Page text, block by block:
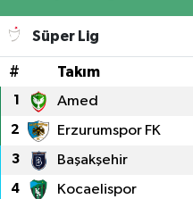
Süper Lig
# Takım
1 Amed
2 Erzurumspor FK
3 Başakşehir
4 Kocaelispor